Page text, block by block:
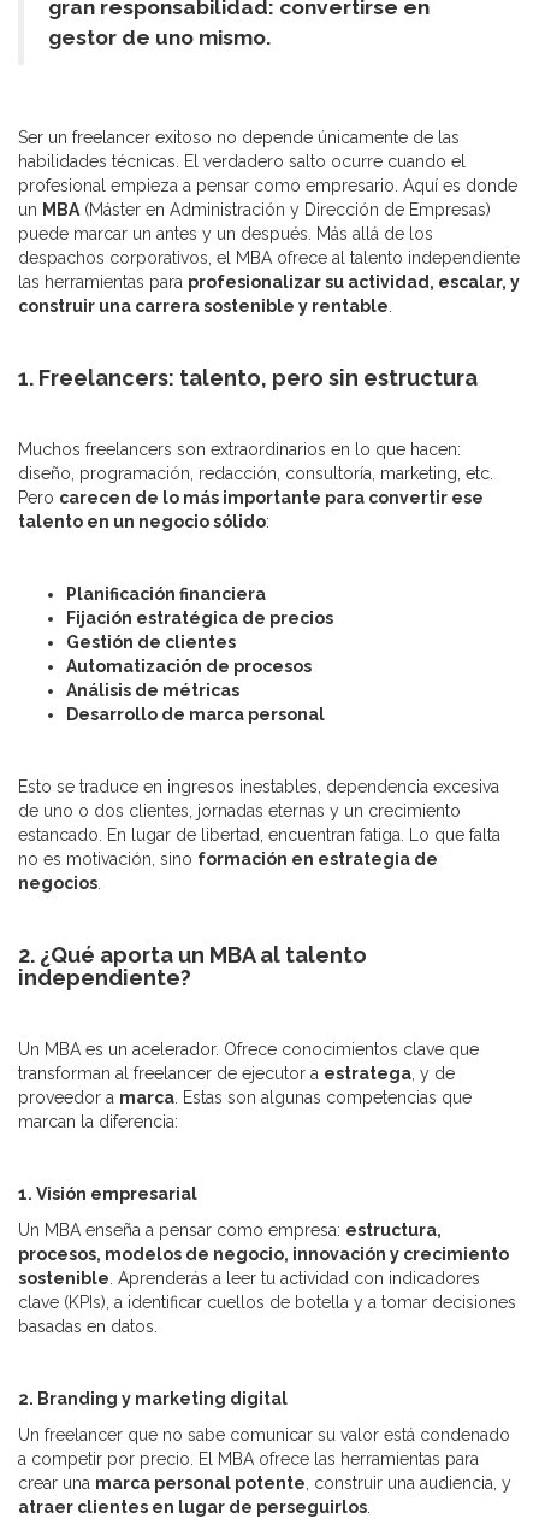
gran responsabilidad: convertirse en
gestor de uno mismo.
Ser un freelancer exitoso no depende únicamente de las
habilidades técnicas. El verdadero salto ocurre cuando el
profesional empieza a pensar como empresario. Aquí es donde
un MBA (Máster en Administración y Dirección de Empresas)
puede marcar un antes y un después. Más allá de los
despachos corporativos, el MBA ofrece al talento independiente
las herramientas para profesionalizar su actividad, escalar, y
construir una carrera sostenible y rentable
1. Freelancers: talento, pero sin estructura
Muchos freelancers son extraordinarios en lo que hacen:
diseño, programación, redacción, consultoría, marketing, etc.
Pero carecen de lo más importante para convertir ese
talento en un negocio sólido:
Planificación financiera
Fijación estratégica de precios
Gestión de clientes
Automatización de procesos
Análisis de métricas
Desarrollo de marca personal
Esto se traduce en ingresos inestables, dependencia excesiva
de uno o dos clientes, jornadas eternas y un crecimiento
estancado. En lugar de libertad, encuentran fatiga. Lo que falta
no es motivación, sino formación en estrategia de
negocios
2. ¿Qué aporta un MBA al talento
independiente?
Un MBA es un acelerador. Ofrece conocimientos clave que
transforman al freelancer de ejecutor a estratega , y de
proveedor a marca . Estas son algunas competencias que
marcan la diferencia:
1. Visión empresarial
Un MBA enseña a pensar como empresa: estructura,
procesos, modelos de negocio, innovación y crecimiento
sostenible . Aprenderás a leer tu actividad con indicadores
clave (KPIs), a identificar cuellos de botella y a tomar decisiones
basadas en datos.
2. Branding y marketing digital
Un freelancer que no sabe comunicar su valor está condenado
a competir por precio. El MBA ofrece las herramientas para
crear una marca personal potente , construir una audiencia, y
atraer clientes en lugar de perseguirlos